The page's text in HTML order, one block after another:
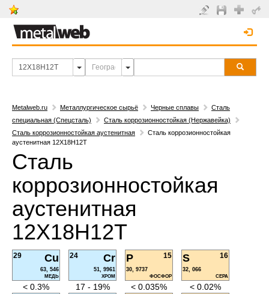
Metalweb.ru Металлургическое сырьё Черные сплавы
Сталь
специальная (Спецсталь)
Сталь коррозионностойкая (Нержавейка)
Сталь коррозионностойкая аустенитная
Сталь коррозионностойкая
аустенитная 12Х18Н12Т
Сталь
коррозионностойкая
аустенитная
12Х18Н12Т
Cu
29
63, 546
МЕДЬ
< 0.3%
Cr
24
51, 9961
ХРОМ
17 - 19%
P 15
30, 9737
ФОСФОР
< 0.035%
S 16
32, 066
СЕРА
< 0.02%